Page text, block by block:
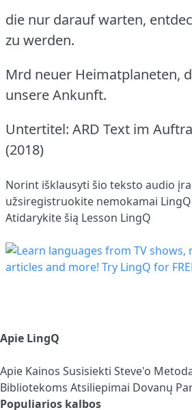
die nur darauf warten,
zu werden.
Mrd neuer Heimatplaneten,
unsere Ankunft.
Untertitel: ARD Text im
(2018)
Norint išklausyti šio teksto audio
užsiregistruokite nemokamai
Atidarykite šią Lesson LingQ
Apie LingQ
Apie Kainos Susisiekti Steve'o
Bibliotekoms Atsiliepimai Dovanų
Populiarios kalbos